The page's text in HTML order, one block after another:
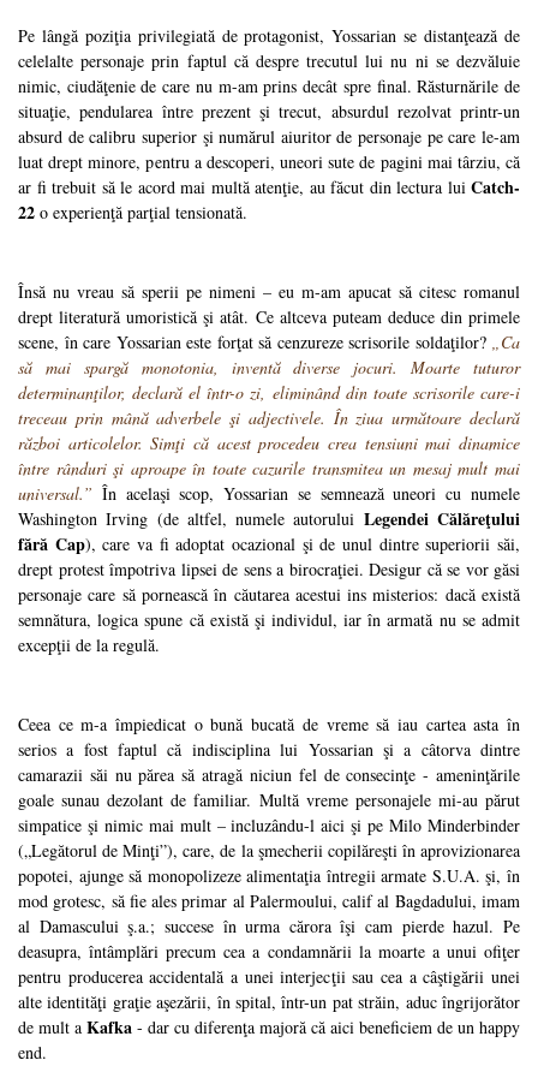
Pe lângă poziţia privilegiată de protagonist, Yossarian se distanţează de
celelalte personaje prin faptul că despre trecutul lui nu ni se dezvăluie
nimic, ciudăţenie de care nu m-am prins decât spre final. Răsturnările de
situaţie, pendularea între prezent şi trecut, absurdul rezolvat printr-un
absurd de calibru superior şi numărul aiuritor de personaje pe care le-am
luat drept minore, pentru a descoperi, uneori sute de pagini mai târziu, că
ar fi trebuit să le acord mai multă atenţie, au făcut din lectura lui Catch-
22 o experienţă parţial tensionată.
Însă nu vreau să sperii pe nimeni – eu m-am apucat să citesc romanul
drept literatură umoristică şi atât. Ce altceva puteam deduce din primele
scene, în care Yossarian este forţat să cenzureze scrisorile soldaţilor? „Ca
să mai spargă monotonia, inventă diverse jocuri. Moarte tuturor
determinanţilor, declară el într-o zi, eliminând din toate scrisorile care-i
treceau prin mână adverbele şi adjectivele. În ziua următoare declară
război articolelor. Simţi că acest procedeu crea tensiuni mai dinamice
între rânduri şi aproape în toate cazurile transmitea un mesaj mult mai
universal.” În acelaşi scop, Yossarian se semnează uneori cu numele
Washington Irving (de altfel, numele autorului Legendei Călăreţului
fără Cap), care va fi adoptat ocazional şi de unul dintre superiorii săi,
drept protest împotriva lipsei de sens a birocraţiei. Desigur că se vor găsi
personaje care să pornească în căutarea acestui ins misterios: dacă există
semnătura, logica spune că există şi individul, iar în armată nu se admit
excepţii de la regulă.
Ceea ce m-a împiedicat o bună bucată de vreme să iau cartea asta în
serios a fost faptul că indisciplina lui Yossarian şi a câtorva dintre
camarazii săi nu părea să atragă niciun fel de consecinţe - ameninţările
goale sunau dezolant de familiar. Multă vreme personajele mi-au părut
simpatice şi nimic mai mult – incluzându-l aici şi pe Milo Minderbinder
(„Legătorul de Minţi”), care, de la şmecherii copilăreşti în aprovizionarea
popotei, ajunge să monopolizeze alimentaţia întregii armate S.U.A. şi, în
mod grotesc, să fie ales primar al Palermoului, calif al Bagdadului, imam
al Damascului ş.a.; succese în urma cărora îşi cam pierde hazul. Pe
deasupra, întâmplări precum cea a condamnării la moarte a unui ofiţer
pentru producerea accidentală a unei interjecţii sau cea a câştigării unei
alte identităţi graţie aşezării, în spital, într-un pat străin, aduc îngrijorător
de mult a Kafka - dar cu diferenţa majoră că aici beneficiem de un happy
end.